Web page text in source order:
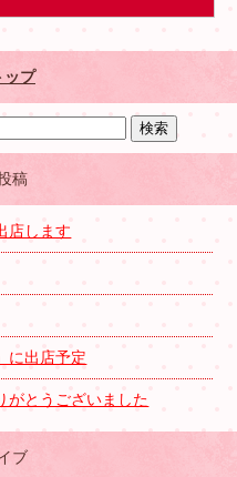
ップ
稿
店します
に出店予定
がとうございました
ブ